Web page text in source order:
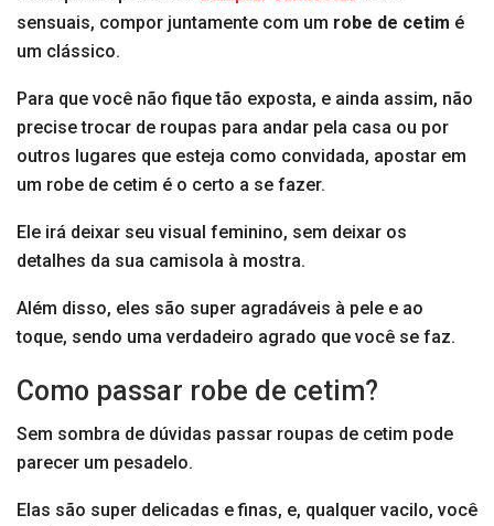
sensuais, compor juntamente com um robe de cetim é
um clássico.
Para que você não fique tão exposta, e ainda assim, não
precise trocar de roupas para andar pela casa ou por
outros lugares que esteja como convidada, apostar em
um robe de cetim é o certo a se fazer.
Ele irá deixar seu visual feminino, sem deixar os
detalhes da sua camisola à mostra.
Além disso, eles são super agradáveis à pele e ao
toque, sendo uma verdadeiro agrado que você se faz.
Como passar robe de cetim?
Sem sombra de dúvidas passar roupas de cetim pode
parecer um pesadelo.
Elas são super delicadas e finas, e, qualquer vacilo, você